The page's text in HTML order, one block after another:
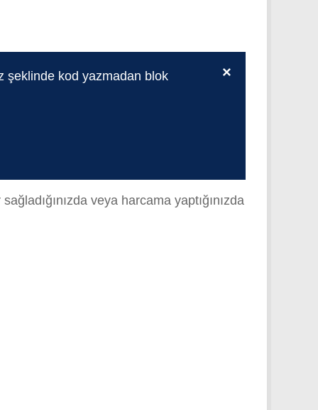
×
şeklinde kod yazmadan blok
veya harcama yaptığınızda